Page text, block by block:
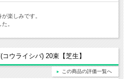
楽しみです。
。
コウライシバ) 20束【芝生】
この商品の評価一覧へ